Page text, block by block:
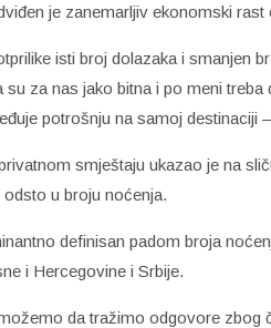
je zanemarljiv ekonomski
isti broj dolazaka i smanjen
su za nas jako bitna i po meni
potrošnju na samoj destinaciji
smještaju ukazao je na
odsto u broju noćenja.
definisan padom broja
i Hercegovine i Srbije.
da tražimo odgovore zbog